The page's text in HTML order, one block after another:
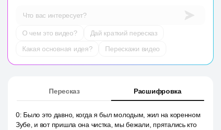
Что вас интересует?
О чем это видео?
Дай краткий пересказ
Какая основная идея?
Перескажи видео
Пересказ Расшифровка
0: Было это давно, когда я был молодым, жил на коренном
Зубе, и вот пришла она чистка, мы бежали, прятались кто